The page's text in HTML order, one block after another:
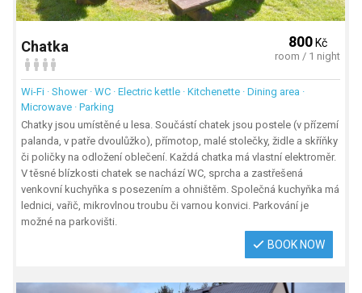
Chatka 800Kč
room / 1 night
Wi-Fi · Shower · WC · Electric kettle · Kitchenette · Dining area ·
Microwave · Parking
Chatky jsou umístěné u lesa. Součástí chatek jsou postele (v přízemí
palanda, v patře dvoulůžko), přímotop, malé stolečky, židle a skříňky
či poličky na odložení oblečení. Každá chatka má vlastní elektroměr.
V těsné blízkosti chatek se nachází WC, sprcha a zastřešená
venkovní kuchyňka s posezením a ohništěm. Společná kuchyňka má
lednici, vařič, mikrovlnou troubu či varnou konvici. Parkování je
možné na parkovišti.
BOOK NOW